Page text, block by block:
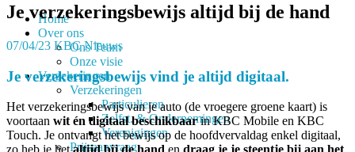
Home
Over ons
Ons Team
Onze visie
Verzekeringen
Verzekeringen
Particulieren
Zelfst. & Ondernemingen
Verenigingen
Prijsaanvraag
Je verzekeringsbewijs altijd bij de hand
07/04/23 KBC Nieuws
Je verzekeringsbewijs vind je altijd digitaal.
Het verzekeringsbewijs van je auto (de vroegere groene kaart) is
voortaan wit én digitaal beschikbaarin KBC Mobile en KBC
Touch. Je ontvangt het bewijs op de hoofdvervaldag enkel digitaal,